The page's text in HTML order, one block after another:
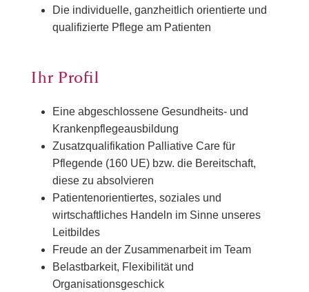
Die individuelle, ganzheitlich orientierte und
qualifizierte Pflege am Patienten
Ihr Profil
Eine abgeschlossene Gesundheits- und
Krankenpflegeausbildung
Zusatzqualifikation Palliative Care für
Pflegende (160 UE) bzw. die Bereitschaft,
diese zu absolvieren
Patientenorientiertes, soziales und
wirtschaftliches Handeln im Sinne unseres
Leitbildes
Freude an der Zusammenarbeit im Team
Belastbarkeit, Flexibilität und
Organisationsgeschick